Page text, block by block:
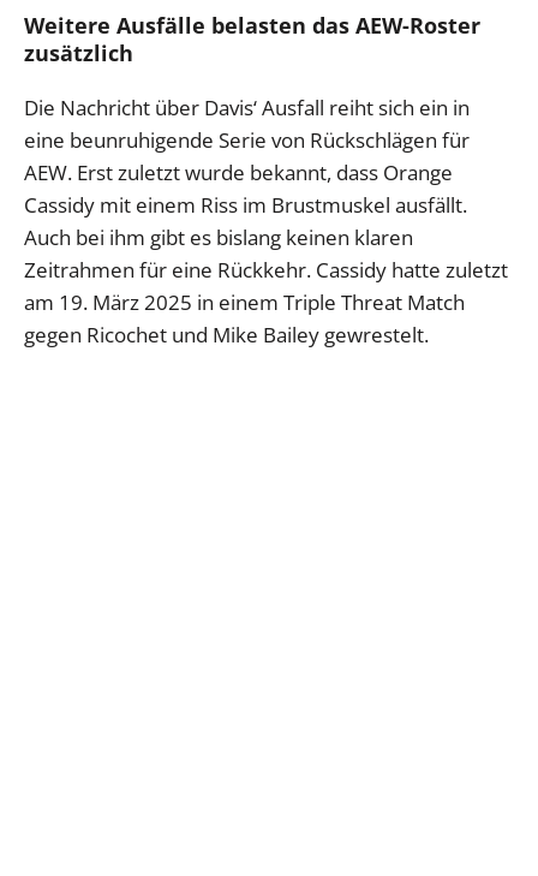
Weitere Ausfälle belasten das AEW-Roster
zusätzlich
Die Nachricht über Davis‘ Ausfall reiht sich ein in
eine beunruhigende Serie von Rückschlägen für
AEW. Erst zuletzt wurde bekannt, dass Orange
Cassidy mit einem Riss im Brustmuskel ausfällt.
Auch bei ihm gibt es bislang keinen klaren
Zeitrahmen für eine Rückkehr. Cassidy hatte zuletzt
am 19. März 2025 in einem Triple Threat Match
gegen Ricochet und Mike Bailey gewrestelt.